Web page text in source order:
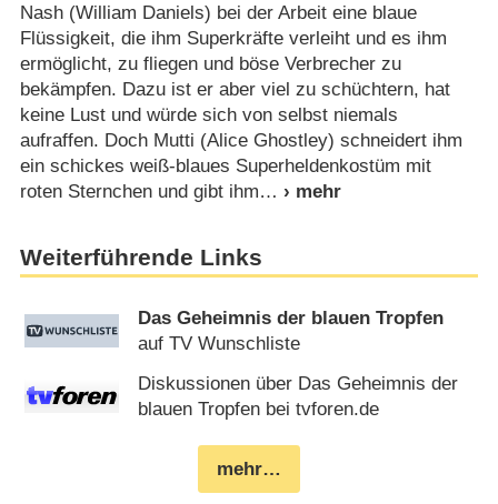
Nash (William Daniels) bei der Arbeit eine blaue
Flüssigkeit, die ihm Superkräfte verleiht und es ihm
ermöglicht, zu fliegen und böse Verbrecher zu
bekämpfen. Dazu ist er aber viel zu schüchtern, hat
keine Lust und würde sich von selbst niemals
aufraffen. Doch Mutti (Alice Ghostley) schneidert ihm
ein schickes weiß-blaues Superheldenkostüm mit
roten Sternchen und gibt ihm
Weiterführende Links
Das Geheimnis der blauen Tropfen
auf TV Wunschliste
Diskussionen über Das Geheimnis der
blauen Tropfen bei tvforen.de
mehr…